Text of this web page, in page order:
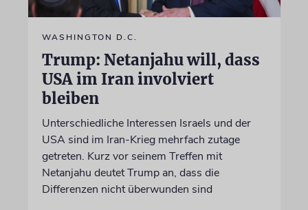
WASHINGTON D.C.
Trump: Netanjahu will, dass
USA im Iran involviert
bleiben
Unterschiedliche Interessen Israels und der
USA sind im Iran-Krieg mehrfach zutage
getreten. Kurz vor seinem Treffen mit
Netanjahu deutet Trump an, dass die
Differenzen nicht überwunden sind